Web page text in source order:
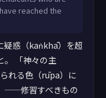
reached the
疑惑（kaṅkhā）を超
。 「神々の主
れる色（rūpa）に
——修習すべきもの